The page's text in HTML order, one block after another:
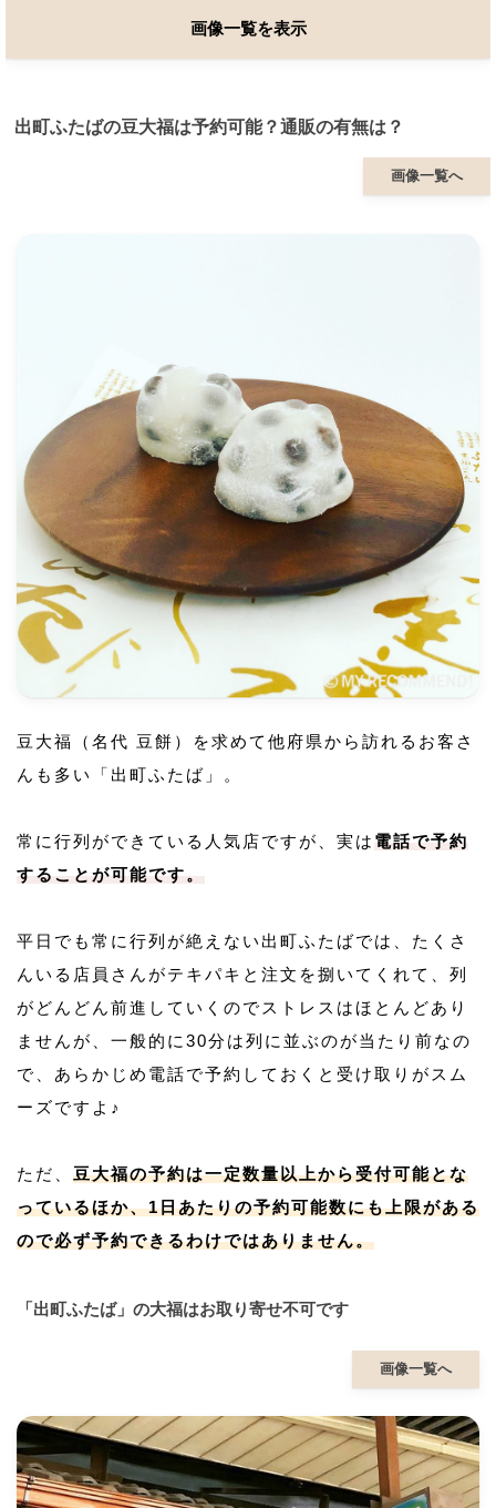
画像一覧を表示
出町ふたばの豆大福は予約可能？通販の有無は？
画像一覧へ
豆大福（名代 豆餅）を求めて他府県から訪れるお客さ
んも多い「出町ふたば」。
常に行列ができている人気店ですが、実は 電話で予約
することが可能です。
平日でも常に行列が絶えない出町ふたばでは、たくさ
んいる店員さんがテキパキと注文を捌いてくれて、列
がどんどん前進していくのでストレスはほとんどあり
ませんが、一般的に30分は列に並ぶのが当たり前なの
で、あらかじめ電話で予約しておくと受け取りがスム
ーズですよ♪
ただ、 豆大福の予約は一定数量以上から受付可能とな
っているほか、1日あたりの予約可能数にも上限がある
ので必ず予約できるわけではありません。
「出町ふたば」の大福はお取り寄せ不可です
画像一覧へ